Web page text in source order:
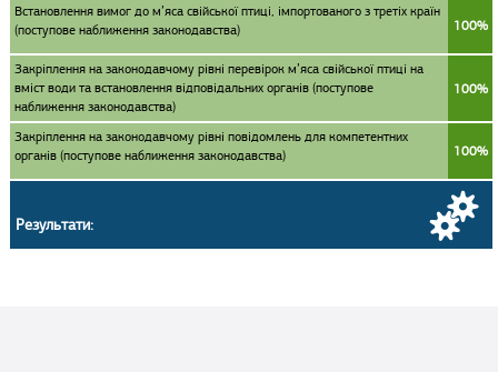
Встановлення вимог до м’яса свійської птиці, імпортованого з третіх країн
(поступове наближення законодавства)
100%
Закріплення на законодавчому рівні перевірок м’яса свійської птиці на
вміст води та встановлення відповідальних органів (поступове
наближення законодавства)
100%
Закріплення на законодавчому рівні повідомлень для компетентних
органів (поступове наближення законодавства)
100%
Результати: